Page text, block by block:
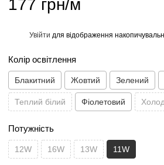
177 грн/м
Увійти для відображення
Колір освітлення
Блакитний Жовтий Зелений
Теплий білий Фіолетовий
Потужність
12W 16W 13W 11W